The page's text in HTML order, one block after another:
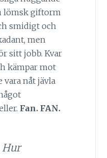
lömsk giftorm
smidigt och
men
sitt jobb. Kvar
kämpar mot
vara nåt jävla
Fan. FAN.
Hur